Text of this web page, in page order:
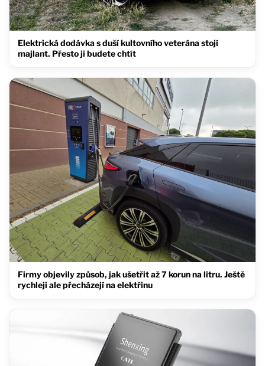
Elektrická dodávka s duší kultovního veterána stojí
majlant. Přesto ji budete chtít
Firmy objevily způsob, jak ušetřit až 7 korun na litru. Ještě
rychleji ale přecházejí na elektřinu